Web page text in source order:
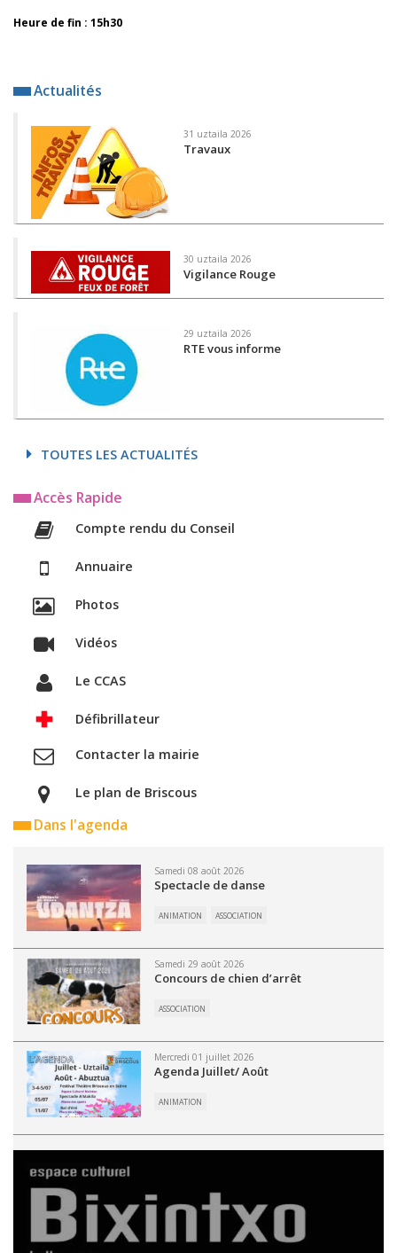
Heure de fin : 15h30
Actualités
31 uztaila 2026
Travaux
30 uztaila 2026
Vigilance Rouge
29 uztaila 2026
RTE vous informe
TOUTES LES ACTUALITÉS
Accès Rapide
Compte rendu du Conseil
Annuaire
Photos
Vidéos
Le CCAS
Défibrillateur
Contacter la mairie
Le plan de Briscous
Dans l'agenda
Samedi 08 août 2026
Spectacle de danse
ANIMATION ASSOCIATION
Samedi 29 août 2026
Concours de chien d’arrêt
ASSOCIATION
Mercredi 01 juillet 2026
Agenda Juillet/ Août
ANIMATION